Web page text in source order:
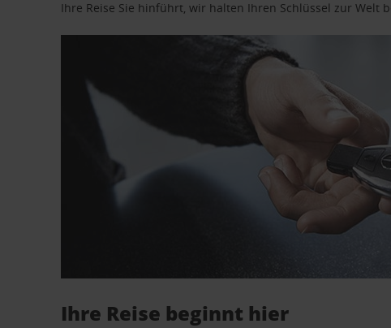
Ihre Reise Sie hinführt, wir halten Ihren Schlüssel zur Welt
Ihre Reise beginnt hier